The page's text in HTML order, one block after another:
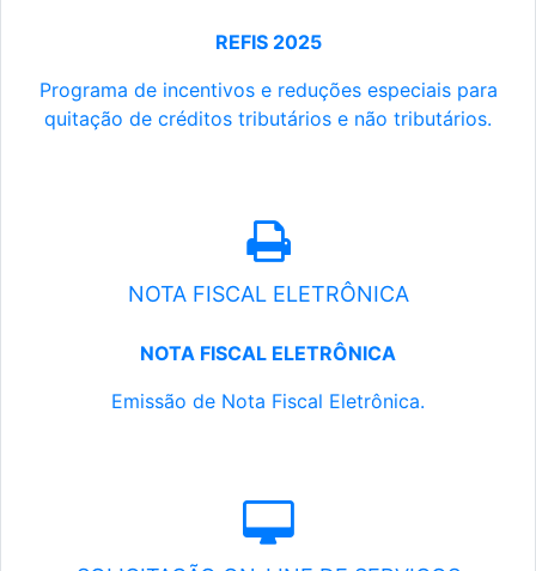
REFIS 2025
Programa de incentivos e reduções especiais para
quitação de créditos tributários e não tributários.
NOTA FISCAL ELETRÔNICA
NOTA FISCAL ELETRÔNICA
Emissão de Nota Fiscal Eletrônica.